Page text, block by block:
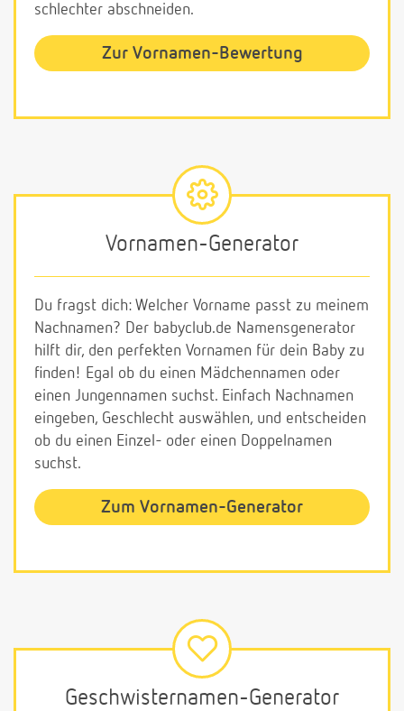
schlechter abschneiden.
Zur Vornamen-Bewertung
Vornamen-Generator
Du fragst dich: Welcher Vorname passt zu meinem
Nachnamen? Der babyclub.de Namensgenerator
hilft dir, den perfekten Vornamen für dein Baby zu
finden! Egal ob du einen Mädchennamen oder
einen Jungennamen suchst. Einfach Nachnamen
eingeben, Geschlecht auswählen, und entscheiden
ob du einen Einzel- oder einen Doppelnamen
suchst.
Zum Vornamen-Generator
Geschwisternamen-Generator